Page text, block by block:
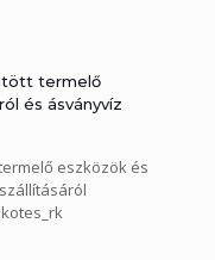
termelő
és ásványvíz
eszközök és